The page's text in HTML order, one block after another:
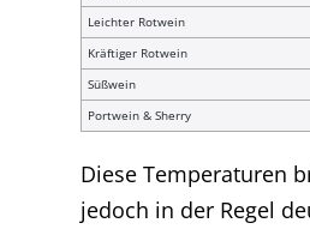
Leichter Rotwein
Kräftiger Rotwein
Süßwein
Portwein & Sherry
Diese Temperaturen
jedoch in der Regel